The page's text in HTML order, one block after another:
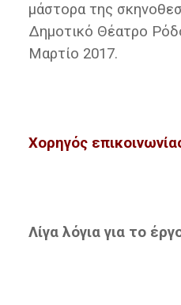
μάστορα της
Δημοτικό Θέατρο
Μαρτίο 2017.
Χορηγός
Λίγα λόγια για το